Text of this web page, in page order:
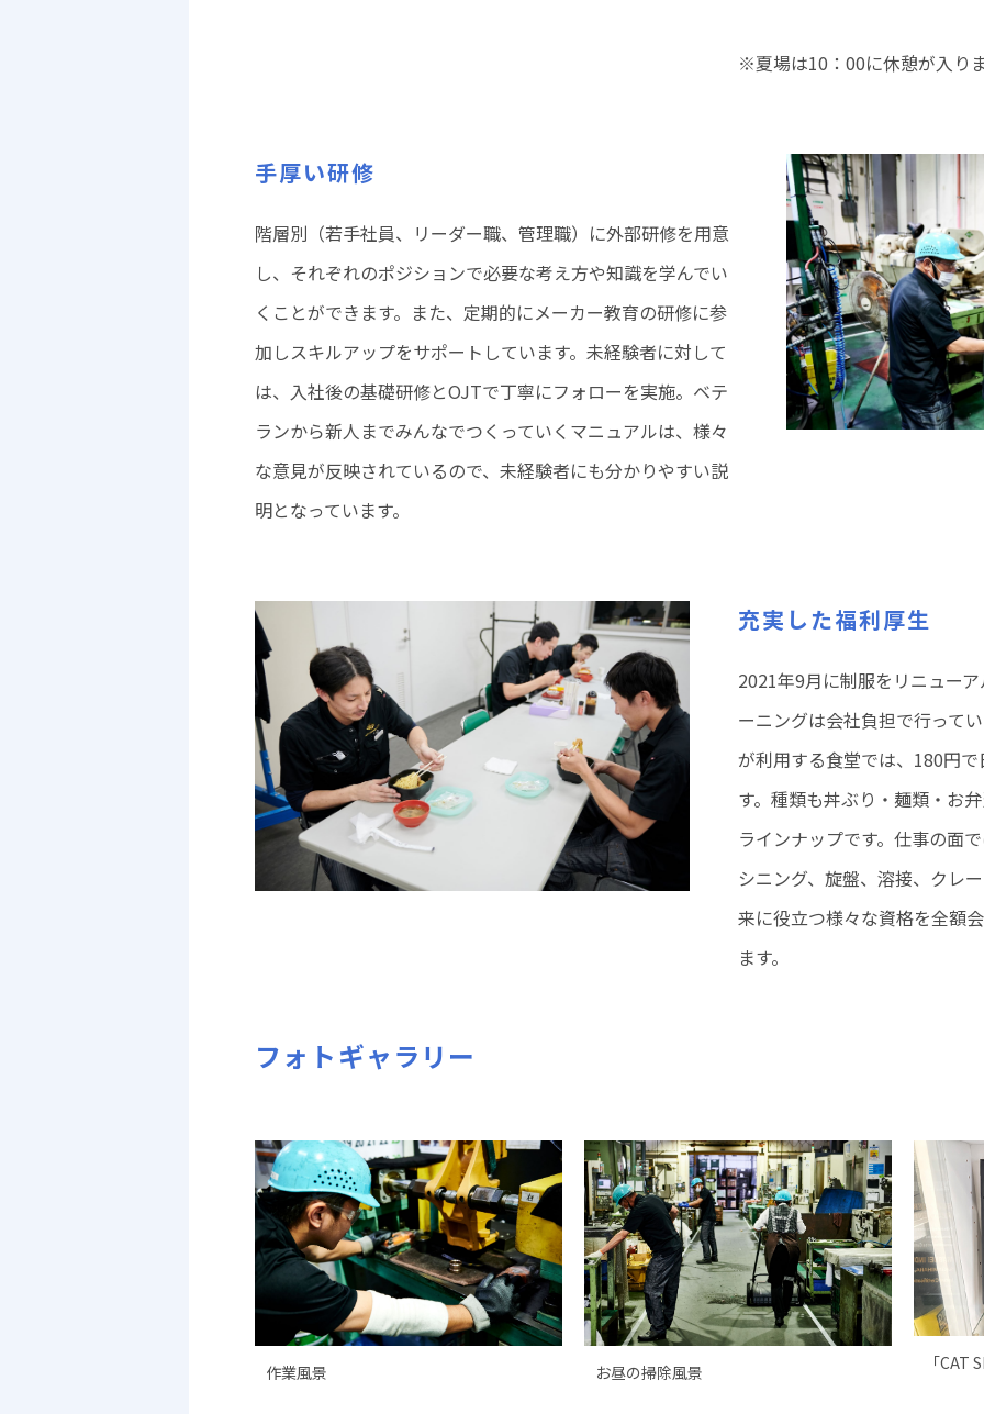
※夏場は10：00に休憩が入り
手厚い研修
階層別（若手社員、リーダー職、管理職）に外部研修を用意
し、それぞれのポジションで必要な考え方や知識を学んでい
くことができます。また、定期的にメーカー教育の研修に参
加しスキルアップをサポートしています。未経験者に対して
は、入社後の基礎研修とOJTで丁寧にフォローを実施。ベテ
ランから新人までみんなでつくっていくマニュアルは、様々
な意見が反映されているので、未経験者にも分かりやすい説
明となっています。
充実した福利厚生
2021年9月に制服をリニュー
ーニングは会社負担で行って
が利用する食堂では、180円
す。種類も丼ぶり・麺類・お
ラインナップです。仕事の面
シニング、旋盤、溶接、クレ
来に役立つ様々な資格を全額
ます。
フォトギャラリー
作業風景 お昼の掃除風景 「CAT